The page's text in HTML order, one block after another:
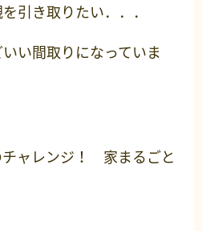
引き取りたい．．．
い間取りになっていま
チャレンジ！ 家まるごと